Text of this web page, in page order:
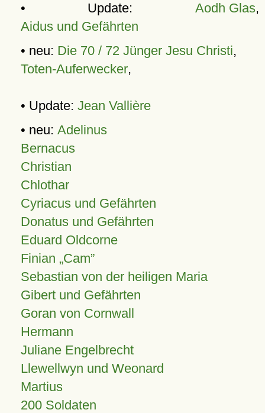
• Update: Aodh Glas,
Aidus und Gefährten
• neu: Die 70 / 72 Jünger Jesu Christi,
Toten-Auferwecker,
• Update: Jean Vallière
• neu: Adelinus
Bernacus
Christian
Chlothar
Cyriacus und Gefährten
Donatus und Gefährten
Eduard Oldcorne
Finian Cam
Sebastian von der heiligen Maria
Gibert und Gefährten
Goran von Cornwall
Hermann
Juliane Engelbrecht
Llewellwyn und Weonard
Martius
200 Soldaten